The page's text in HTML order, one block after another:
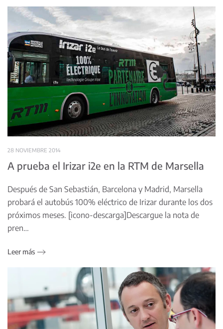
28 NOVIEMBRE 2014
A prueba el Irizar i2e en la RTM de Marsella
Después de San Sebastián, Barcelona y Madrid, Marsella
probará el autobús 100% eléctrico de Irizar durante los dos
próximos meses. [icono-descarga]Descargue la nota de
pren…
Leer más